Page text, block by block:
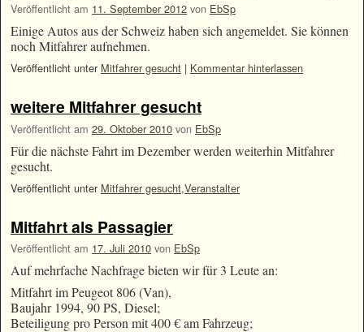
Veröffentlicht am 11. September 2012 von EbSp
Einige Autos aus der Schweiz haben sich angemeldet. Sie können
noch Mitfahrer aufnehmen.
Veröffentlicht unter Mitfahrer gesucht | Kommentar hinterlassen
weitere Mitfahrer gesucht
Veröffentlicht am 29. Oktober 2010 von EbSp
Für die nächste Fahrt im Dezember werden weiterhin Mitfahrer
gesucht.
Veröffentlicht unter Mitfahrer gesucht,Veranstalter
Mitfahrt als Passagier
Veröffentlicht am 17. Juli 2010 von EbSp
Auf mehrfache Nachfrage bieten wir für 3 Leute an:
Mitfahrt im Peugeot 806 (Van),
Baujahr 1994, 90 PS, Diesel;
Beteiligung pro Person mit 400 € am Fahrzeug;